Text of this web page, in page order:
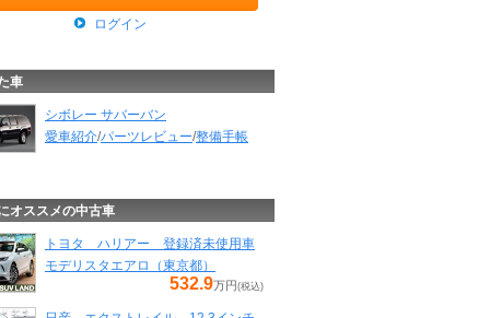
ログイン
車
シボレー サバーバン
愛車紹介/パーツレビュー/整備手帳
オススメの中古車
トヨタ ハリアー 登録済未使用車
モデリスタエアロ（東京都）
532.9万円 (税込)